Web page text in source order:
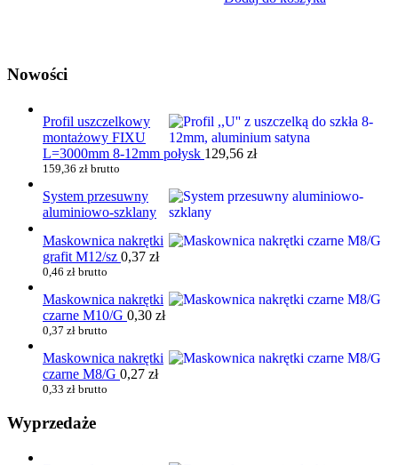
Nowości
Profil uszczelkowy
montażowy FIXU
L=3000mm 8-12mm połysk 129,56 zł
159,36 zł brutto
System przesuwny
aluminiowo-szklany
Maskownica nakrętki
grafit M12/sz 0,37 zł
0,46 zł brutto
Maskownica nakrętki
czarne M10/G 0,30 zł
0,37 zł brutto
Maskownica nakrętki
czarne M8/G 0,27 zł
0,33 zł brutto
Wyprzedaże